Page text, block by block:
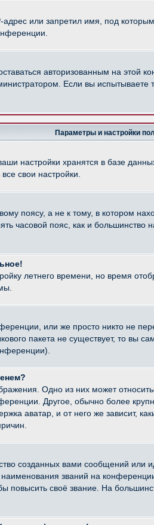
или запретил имя, под
авторизованным на этой
Если вы
Параметры и настройки
настройки хранятся в базе
свои настройки.
поясу, а не к тому, в котором
часовой пояс, как и большинство
летнего времени, но время
или же просто никто не
пакета не существует, то
Одно из них может
Другое, обычно более
аватар, и от него же зависит,
созданных вами сообщений или
званий на
своё звание. На